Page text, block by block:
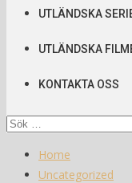
UTLÄNDSKA
UTLÄNDSKA
KONTAKTA OSS
Sök
Home
Uncategorized